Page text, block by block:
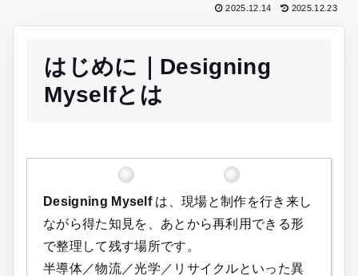
2025.12.14 2025.12.23
はじめに｜Designing
Myselfとは
Designing Myselfは、現場と制作を行き来し
ながら得た知見を、あとから再利用できる形
で整理して残す場所です。
半導体／物流／光学／リサイクルといった異